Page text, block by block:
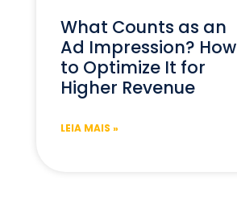
What Counts as an
Ad Impression? How
to Optimize It for
Higher Revenue
LEIA MAIS »